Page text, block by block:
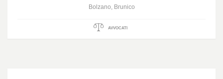
Bolzano, Brunico
AVVOCATI